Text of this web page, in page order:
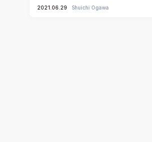
2021.06.29 Shuichi Ogawa